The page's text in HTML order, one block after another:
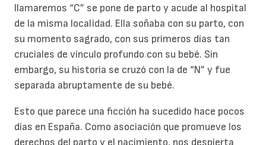
llamaremos “C” se pone de parto y acude al hospital
de la misma localidad. Ella soñaba con su parto, con
su momento sagrado, con sus primeros días tan
cruciales de vínculo profundo con su bebé. Sin
embargo, su historia se cruzó con la de “N” y fue
separada abruptamente de su bebé.
Esto que parece una ficción ha sucedido hace pocos
días en España. Como asociación que promueve los
derechos del parto y el nacimiento, nos despierta